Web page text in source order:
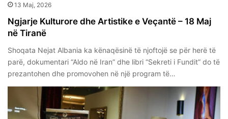
13 Maj, 2026
Ngjarje Kulturore dhe Artistike e Veçantë – 18 Maj
në Tiranë
Shoqata Nejat Albania ka kënaqësinë të njoftojë se për herë të
parë, dokumentari “Aldo në Iran” dhe libri “Sekreti i Fundit” do të
prezantohen dhe promovohen në një program të…